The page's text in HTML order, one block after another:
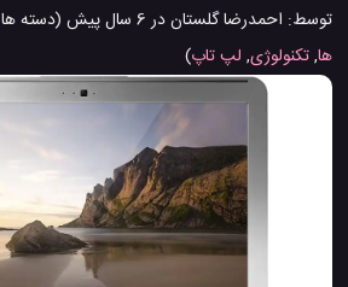
توسط: احمدرضا گلستاندر6 سال پیش (دسته
ها,تکنولوژی, لپ تاپ)